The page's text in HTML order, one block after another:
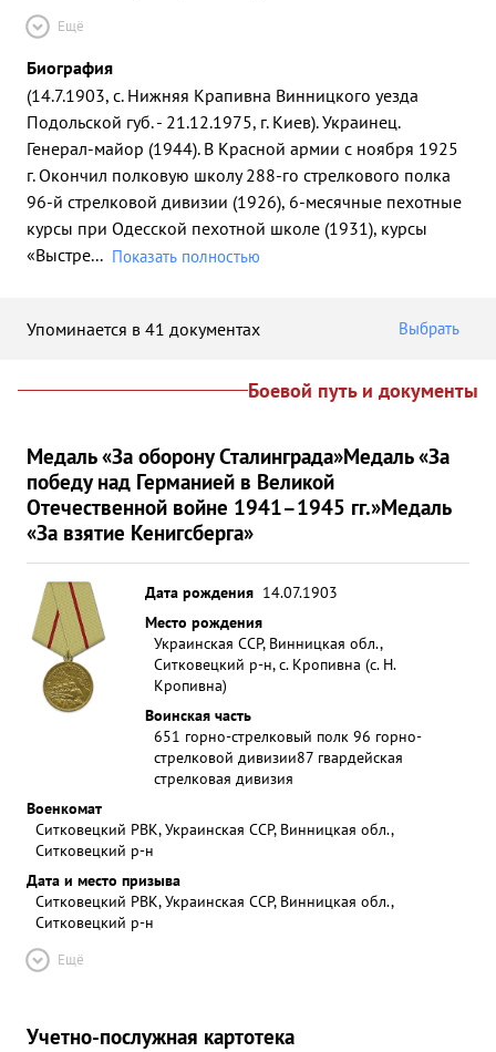
Ещё
Биография
(14.7.1903, с. Нижняя Крапивна Винницкого уезда
Подольской губ. - 21.12.1975, г. Киев). Украинец.
Генерал-майор (1944). В Красной армии с ноября 1925
г. Окончил полковую школу 288-го стрелкового полка
96-й стрелковой дивизии (1926), 6-месячные пехотные
курсы при Одесской пехотной школе (1931), курсы
«Выстре... Показать полностью
Упоминается в 41 документах Выбрать
Боевой путь и документы
Медаль «За оборону Сталинграда»Медаль «За
победу над Германией в Великой
Отечественной войне 1941–1945 гг.»Медаль
«За взятие Кенигсберга»
Дата рождения 14.07.1903
Место рождения
Украинская ССР, Винницкая обл.,
Ситковецкий р-н, с. Кропивна (с. Н.
Кропивна)
Воинская часть
651 горно-стрелковый полк 96 горно-
стрелковой дивизии87 гвардейская
стрелковая дивизия
Военкомат
Ситковецкий РВК, Украинская ССР, Винницкая обл.,
Ситковецкий р-н
Дата и место призыва
Ситковецкий РВК, Украинская ССР, Винницкая обл.,
Ситковецкий р-н
Ещё
Учетно-послужная картотека